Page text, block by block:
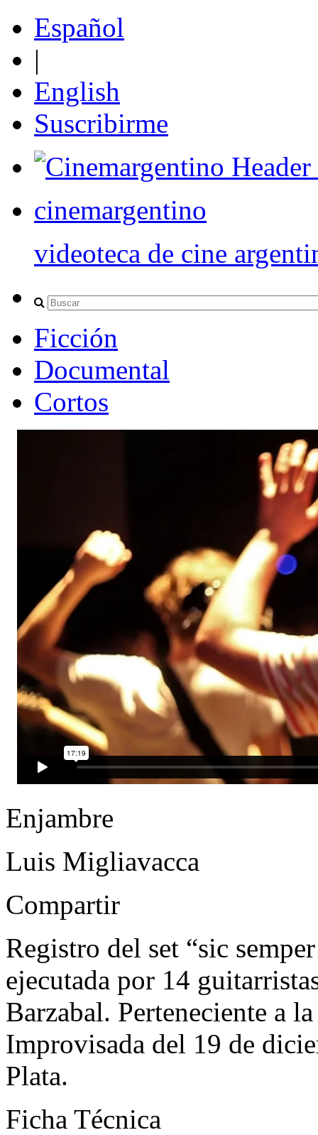
Español
|
English
Suscribirme
cinemargentino
videoteca de cine
Ficción
Documental
Cortos
Enjambre
Luis Migliavacca
Compartir
Registro del set “sic
ejecutada por 14
Barzabal. Perteneciente a
Improvisada del 19 de
Plata.
Ficha Técnica